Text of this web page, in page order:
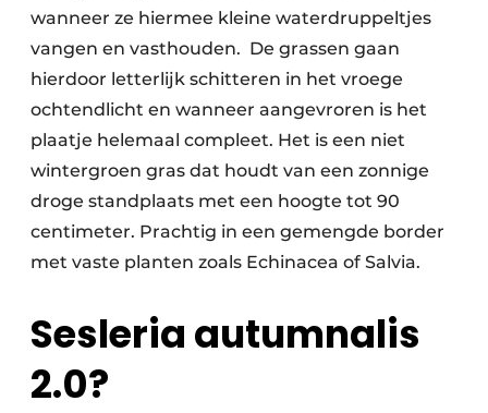
wanneer ze hiermee kleine waterdruppeltjes
vangen en vasthouden. De grassen gaan
hierdoor letterlijk schitteren in het vroege
ochtendlicht en wanneer aangevroren is het
plaatje helemaal compleet. Het is een niet
wintergroen gras dat houdt van een zonnige
droge standplaats met een hoogte tot 90
centimeter. Prachtig in een gemengde border
met vaste planten zoals Echinacea of Salvia.
Sesleria autumnalis
2.0?